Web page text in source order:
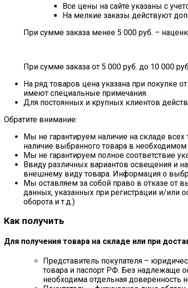
Все цены на сайте указаны с
На мелкие заказы действуют
При сумме заказа менее 5 000 руб. –
При сумме заказа от 5 000 руб. до 10 000
На ряд товаров цена указана при покупке
имеют специальные примечания.
Для постоянных и крупных клиентов
Обратите внимание:
Мы не гарантируем наличие на складе
наличие выбранного товара в
Мы не гарантируем полное соответствие
Ввиду различных вариантов освещения и
внешнему виду товара. Информация о
Мы оставляем за собой право в отказе от
данных, указанных при регистрации и/или
оборота и т.д.)
Как получить
Для получения товара на складе или при
Представитель покупателя –
товара и паспорт РФ. Без надлежаще
необходима отдельная доверенность